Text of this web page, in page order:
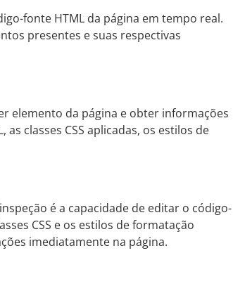
fonte HTML da página em tempo real.
presentes e suas respectivas
elemento da página e obter informações
classes CSS aplicadas, os estilos de
é a capacidade de editar o código-
CSS e os estilos de formatação
imediatamente na página.